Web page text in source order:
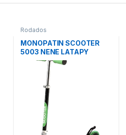
Rodados
MONOPATIN SCOOTER
5003 NENE LATAPY